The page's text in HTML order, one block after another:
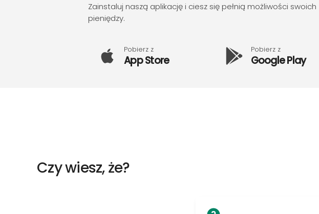
Zainstaluj naszą aplikację i ciesz się pełnią możliwości swoich
pieniędzy.
Pobierz z
App Store
Pobierz z
Google Play
Czy wiesz, że?